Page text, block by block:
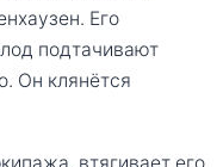
Его
подтачивают
Он клянётся